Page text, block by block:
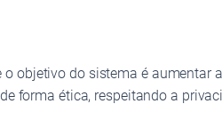
objetivo do sistema é aumentar
forma ética, respeitando a